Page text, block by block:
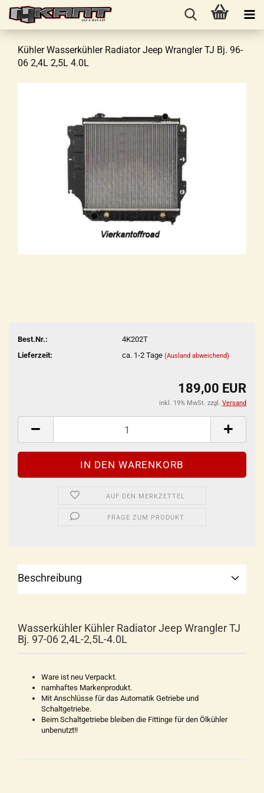
Kühler Wasserkühler Radiator Jeep Wrangler TJ Bj. 96-
06 2,4L 2,5L 4.0L
Best.Nr.:
4K202T
Lieferzeit:
ca. 1-2 Tage (Ausland abweichend)
189,00 EUR
inkl. 19% MwSt. zzgl. Versand
AUF DEN MERKZETTEL
FRAGE ZUM PRODUKT
Beschreibung
Wasserkühler Kühler Radiator Jeep Wrangler TJ
Bj. 97-06 2,4L-2,5L-4.0L
Ware ist neu Verpackt.
namhaftes Markenprodukt.
Mit Anschlüsse für das Automatik Getriebe und
Schaltgetriebe.
Beim Schaltgetriebe bleiben die Fittinge für den Ölkühler
unbenutzt!!